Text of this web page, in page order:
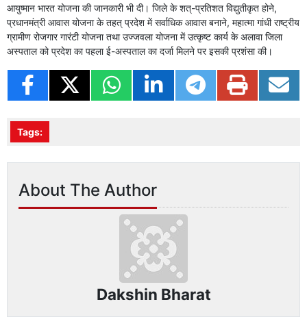
आयुष्मान भारत योजना की जानकारी भी दी। जिले के शत्-प्रतिशत विद्युतीकृत होने,
प्रधानमंत्री आवास योजना के तहत् प्रदेश में सर्वाधिक आवास बनाने, महात्मा गांधी राष्ट्रीय
ग्रामीण रोजगार गारंटी योजना तथा उज्जवला योजना में उत्कृष्ट कार्य के अलावा जिला
अस्पताल को प्रदेश का पहला ई-अस्पताल का दर्जा मिलने पर इसकी प्रशंसा की।
Tags:
About The Author
Dakshin Bharat